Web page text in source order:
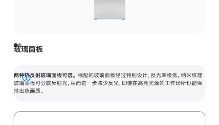
玻璃面板
两种抗反射玻璃面板可选。 标配的玻璃面板经过特别设计，反光率极低。纳米纹理
玻璃面板可分散反射光，从而进一步减少反光，即使在高亮光源的工作场所也能保
持出色画质。
展
开